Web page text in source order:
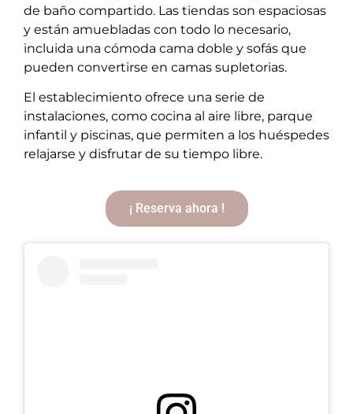
de baño compartido. Las tiendas son espaciosas
y están amuebladas con todo lo necesario,
incluida una cómoda cama doble y sofás que
pueden convertirse en camas supletorias.
El establecimiento ofrece una serie de
instalaciones, como cocina al aire libre, parque
infantil y piscinas, que permiten a los huéspedes
relajarse y disfrutar de su tiempo libre.
¡ Reserva ahora !